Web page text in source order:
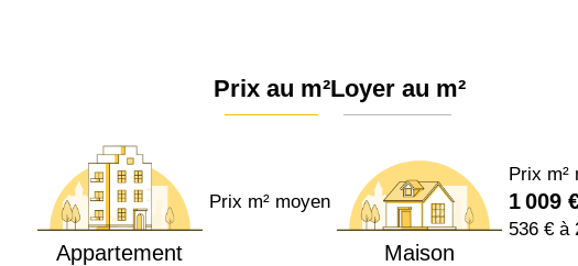
Prix au m²
Appartement
Prix m² moyen
Loyer au m²
Maison
Prix m²
1 009
536 € à